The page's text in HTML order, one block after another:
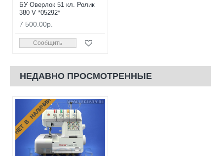
БУ Оверлок 51 кл. Ролик
380 V *05292*
7 500.00р.
Сообщить
НЕДАВНО ПРОСМОТРЕННЫЕ
НЕТ В НАЛИЧИИ